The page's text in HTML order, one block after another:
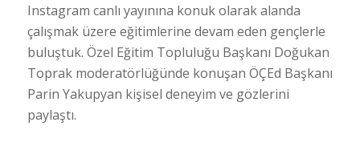
Instagram canlı yayınına konuk olarak alanda
çalışmak üzere eğitimlerine devam eden gençlerle
buluştuk. Özel Eğitim Topluluğu Başkanı Doğukan
Toprak moderatörlüğünde konuşan ÖÇEd Başkanı
Parin Yakupyan kişisel deneyim ve gözlerini
paylaştı.